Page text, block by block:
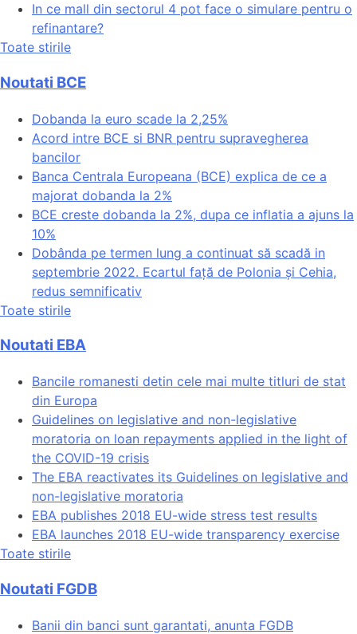
In ce mall din sectorul 4 pot face o simulare pentru o
refinantare?
Toate stirile
Noutati BCE
Dobanda la euro scade la 2,25%
Acord intre BCE si BNR pentru supravegherea
bancilor
Banca Centrala Europeana (BCE) explica de ce a
majorat dobanda la 2%
BCE creste dobanda la 2%, dupa ce inflatia a ajuns la
10%
Dobânda pe termen lung a continuat să scadă in
septembrie 2022. Ecartul față de Polonia și Cehia,
redus semnificativ
Toate stirile
Noutati EBA
Bancile romanesti detin cele mai multe titluri de stat
din Europa
Guidelines on legislative and non-legislative
moratoria on loan repayments applied in the light of
the COVID-19 crisis
The EBA reactivates its Guidelines on legislative and
non-legislative moratoria
EBA publishes 2018 EU-wide stress test results
EBA launches 2018 EU-wide transparency exercise
Toate stirile
Noutati FGDB
Banii din banci sunt garantati, anunta FGDB